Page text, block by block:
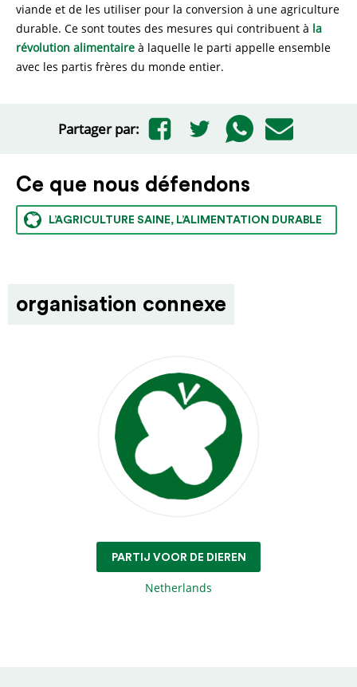
viande et de les utiliser pour la conversion à une agriculture
durable. Ce sont toutes des mesures qui contribuent à la
révolution alimentaire à laquelle le parti appelle ensemble
avec les partis frères du monde entier.
Partager par:
Ce que nous défendons
L’AGRICULTURE SAINE, L’ALIMENTATION DURABLE
organisation connexe
PARTIJ VOOR DE DIEREN
Netherlands